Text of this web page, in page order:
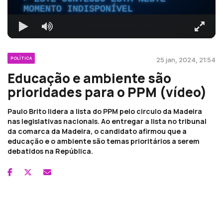
MOMENTO INDISPONÍVEL
POLÍTICA 25 jan, 2024, 21:54
Educação e ambiente são
prioridades para o PPM (vídeo)
Paulo Brito lidera a lista do PPM pelo circulo da Madeira
nas legislativas nacionais. Ao entregar a lista no tribunal
da comarca da Madeira, o candidato afirmou que a
educação e o ambiente são temas prioritários a serem
debatidos na República.